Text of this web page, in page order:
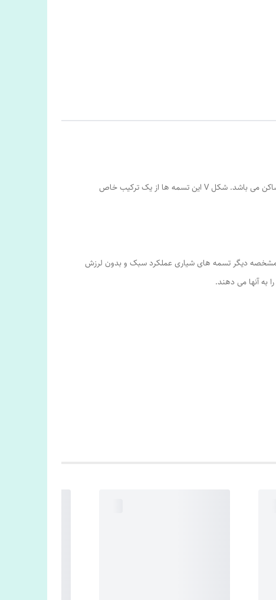
تسمه های شیاری که به نام تسمه های شیاری V شکل نیز شناخته می شوند در برابر تغییرات حرارتی و روغن مقاوم بوده و ضد الکتریسیته ساکن می باشد. شکل V این تسمه ها از یک ترکیب خاص
مشخصه دیگر تسمه های شیاری عملکرد سبک و بدون لرزش
به آنها می دهند.